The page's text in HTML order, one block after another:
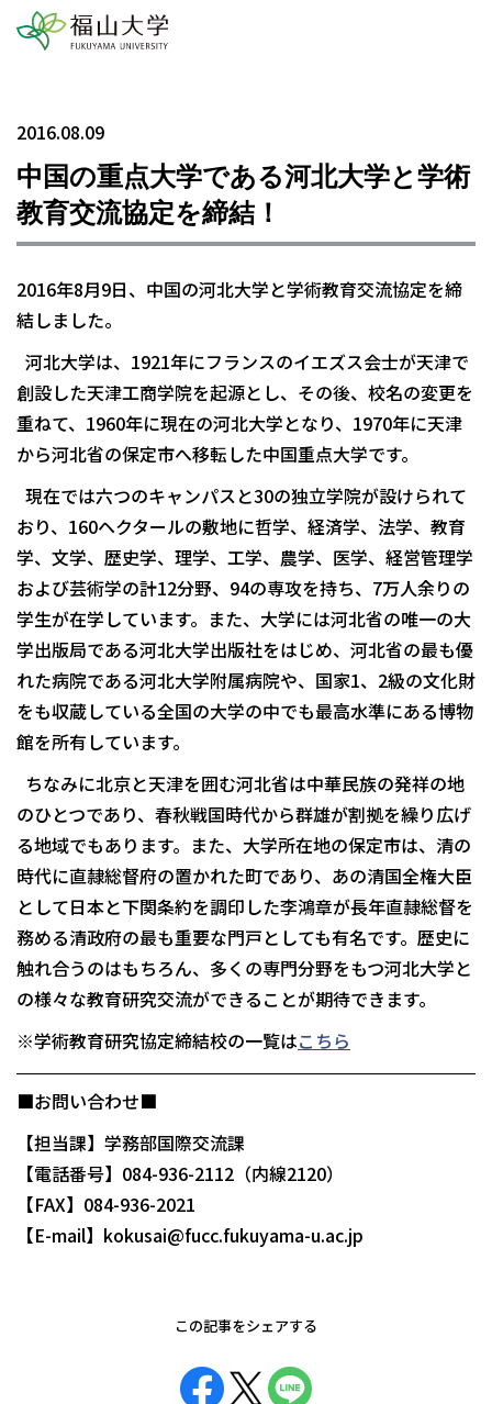
2016.08.09
中国の重点大学である河北大学と学術
教育交流協定を締結！
2016年8月9日、中国の河北大学と学術教育交流協定を締
結しました。
河北大学は、1921年にフランスのイエズス会士が天津で
創設した天津工商学院を起源とし、その後、校名の変更を
重ねて、1960年に現在の河北大学となり、1970年に天津
から河北省の保定市へ移転した中国重点大学です。
現在では六つのキャンパスと30の独立学院が設けられて
おり、160ヘクタールの敷地に哲学、経済学、法学、教育
学、文学、歴史学、理学、工学、農学、医学、経営管理学
および芸術学の計12分野、94の専攻を持ち、7万人余りの
学生が在学しています。また、大学には河北省の唯一の大
学出版局である河北大学出版社をはじめ、河北省の最も優
れた病院である河北大学附属病院や、国家1、2級の文化財
をも収蔵している全国の大学の中でも最高水準にある博物
館を所有しています。
ちなみに北京と天津を囲む河北省は中華民族の発祥の地
のひとつであり、春秋戦国時代から群雄が割拠を繰り広げ
る地域でもあります。また、大学所在地の保定市は、清の
時代に直隷総督府の置かれた町であり、あの清国全権大臣
として日本と下関条約を調印した李鴻章が長年直隷総督を
務める清政府の最も重要な門戸としても有名です。歴史に
触れ合うのはもちろん、多くの専門分野をもつ河北大学と
の様々な教育研究交流ができることが期待できます。
※学術教育研究協定締結校の一覧はこちら
■お問い合わせ■
【担当課】学務部国際交流課
【電話番号】084-936-2112（内線2120）
【FAX】084-936-2021
【E-mail】kokusai@fucc.fukuyama-u.ac.jp
この記事をシェアする